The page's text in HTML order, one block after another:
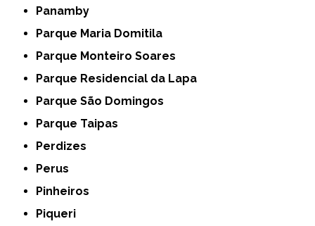
Panamby
Parque Maria Domitila
Parque Monteiro Soares
Parque Residencial da Lapa
Parque São Domingos
Parque Taipas
Perdizes
Perus
Pinheiros
Piqueri